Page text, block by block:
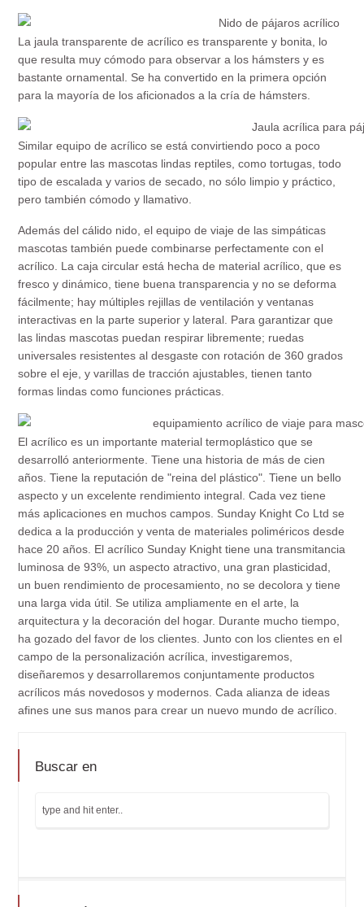
La jaula transparente de acrílico es transparente y bonita, lo
que resulta muy cómodo para observar a los hámsters y es
bastante ornamental. Se ha convertido en la primera opción
para la mayoría de los aficionados a la cría de hámsters.
Similar equipo de acrílico se está convirtiendo poco a poco
popular entre las mascotas lindas reptiles, como tortugas, todo
tipo de escalada y varios de secado, no sólo limpio y práctico,
pero también cómodo y llamativo.
Además del cálido nido, el equipo de viaje de las simpáticas
mascotas también puede combinarse perfectamente con el
acrílico. La caja circular está hecha de material acrílico, que es
fresco y dinámico, tiene buena transparencia y no se deforma
fácilmente; hay múltiples rejillas de ventilación y ventanas
interactivas en la parte superior y lateral. Para garantizar que
las lindas mascotas puedan respirar libremente; ruedas
universales resistentes al desgaste con rotación de 360 grados
sobre el eje, y varillas de tracción ajustables, tienen tanto
formas lindas como funciones prácticas.
El acrílico es un importante material termoplástico que se
desarrolló anteriormente. Tiene una historia de más de cien
años. Tiene la reputación de "reina del plástico". Tiene un bello
aspecto y un excelente rendimiento integral. Cada vez tiene
más aplicaciones en muchos campos. Sunday Knight Co Ltd se
dedica a la producción y venta de materiales poliméricos desde
hace 20 años. El acrílico Sunday Knight tiene una transmitancia
luminosa de 93%, un aspecto atractivo, una gran plasticidad,
un buen rendimiento de procesamiento, no se decolora y tiene
una larga vida útil. Se utiliza ampliamente en el arte, la
arquitectura y la decoración del hogar. Durante mucho tiempo,
ha gozado del favor de los clientes. Junto con los clientes en el
campo de la personalización acrílica, investigaremos,
diseñaremos y desarrollaremos conjuntamente productos
acrílicos más novedosos y modernos. Cada alianza de ideas
afines une sus manos para crear un nuevo mundo de acrílico.
Buscar en